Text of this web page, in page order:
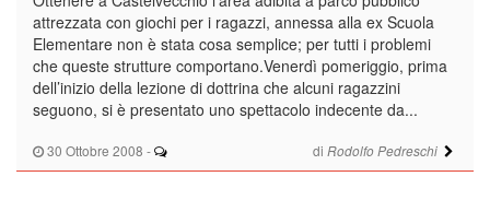
30 Ottobre 2008 - di Rodolfo Pedreschi
attrezzata con giochi per i ragazzi, annessa alla ex Scuola
Elementare non è stata cosa semplice; per tutti i problemi
che queste strutture comportano.Venerdì pomeriggio, prima
dell’inizio della lezione di dottrina che alcuni ragazzini
seguono, si è presentato uno spettacolo indecente da...